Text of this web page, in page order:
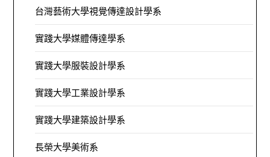
台灣藝術大學視覺傳達設計學系
實踐大學媒體傳達學系
實踐大學服裝設計學系
實踐大學工業設計學系
實踐大學建築設計學系
長榮大學美術系